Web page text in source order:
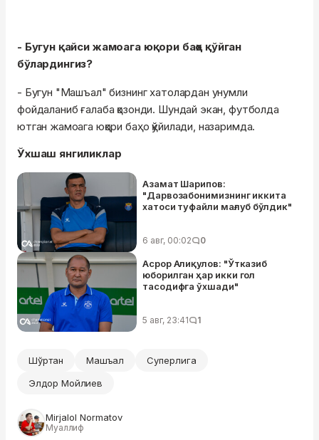
- Бугун қайси жамоага юқори баҳо қўйган
бўлардингиз?
- Бугун "Машъал" бизнинг хатолардан унумли
фойдаланиб ғалаба қозонди. Шундай экан, футболда
ютган жамоага юқори баҳо қўйилади, назаримда.
Ўхшаш янгиликлар
Азамат Шарипов:
"Дарвозабонимизнинг иккита
хатоси туфайли мағлуб бўлдик"
6 авг, 00:02 0
Асрор Алиқулов: "Ўтказиб
юборилган ҳар икки гол
тасодифга ўхшади"
5 авг, 23:41 1
Шўртан Машъал
Суперлига
Элдор Мойлиев
Mirjalol Normatov
Муаллиф